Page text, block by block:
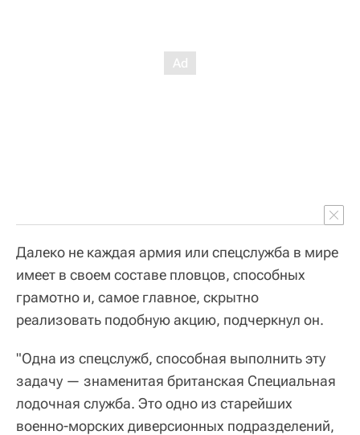
Далеко не каждая армия или спецслужба в мире
имеет в своем составе пловцов, способных
грамотно и, самое главное, скрытно
реализовать подобную акцию, подчеркнул он.
"Одна из спецслужб, способная выполнить эту
задачу — знаменитая британская Специальная
лодочная служба. Это одно из старейших
военно-морских диверсионных подразделений,